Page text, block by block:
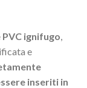
ignifugo
e
inseriti in